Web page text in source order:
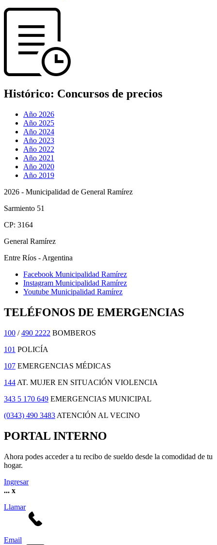
Histórico: Concursos de precios
Año 2026
Año 2025
Año 2024
Año 2023
Año 2022
Año 2021
Año 2020
Año 2019
2026 - Municipalidad de General Ramírez
Sarmiento 51
CP: 3164
General Ramírez
Entre Ríos - Argentina
Facebook Municipalidad Ramírez
Instagram Municipalidad Ramírez
Youtube Municipalidad Ramírez
TELÉFONOS DE EMERGENCIAS
100 /490 2222 BOMBEROS
101 POLICÍA
107 EMERGENCIAS MÉDICAS
144 AT. MUJER EN SITUACIÓN VIOLENCIA
343 5 170 649 EMERGENCIAS MUNICIPAL
(0343) 490 3483 ATENCIÓN AL VECINO
PORTAL INTERNO
Ahora podes acceder a tu recibo de sueldo desde la comodidad de tu
hogar.
Ingresar
... x
Llamar
Email